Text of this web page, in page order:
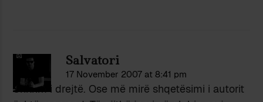
Salvatori
17 November 2007 at 8:41 pm
Shkrim i drejtë. Ose më mirë shqetësimi i autorit